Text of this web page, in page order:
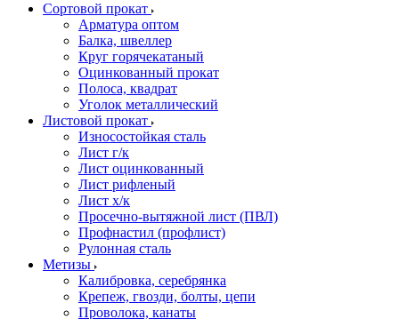
Сортовой прокат
Арматура оптом
Балка, швеллер
Круг горячекатаный
Оцинкованный прокат
Полоса, квадрат
Уголок металлический
Листовой прокат
Износостойкая сталь
Лист г/к
Лист оцинкованный
Лист рифленый
Лист х/к
Просечно-вытяжной лист (ПВЛ)
Профнастил (профлист)
Рулонная сталь
Метизы
Калибровка, серебрянка
Крепеж, гвозди, болты, цепи
Проволока, канаты